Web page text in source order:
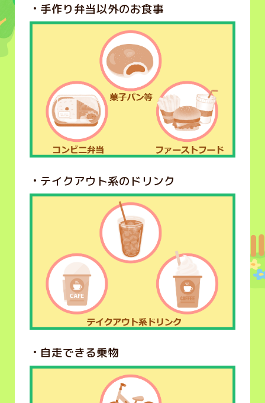
手作り弁当以外のお食事
テイクアウト系のドリンク
自走できる乗物